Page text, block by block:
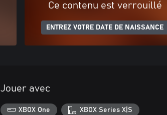
Ce contenu est verrouillé
ENTREZ VOTRE DATE DE NAISSANCE
Jouer avec
XBOX One XBOX Series X|S